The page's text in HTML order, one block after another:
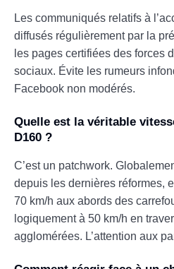
Les communiqués relatifs à
diffusés régulièrement par la
les pages certifiées des forces
sociaux. Évite les rumeurs
Facebook non modérés.
Quelle est la véritable
D160 ?
C’est un patchwork.
depuis les dernières réformes,
70 km/h aux abords des
logiquement à 50 km/h en
agglomérées. L’attention aux